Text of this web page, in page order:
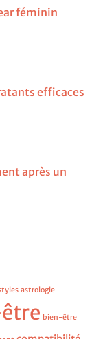
féminin
efficaces
après un
astrologie
bien-être